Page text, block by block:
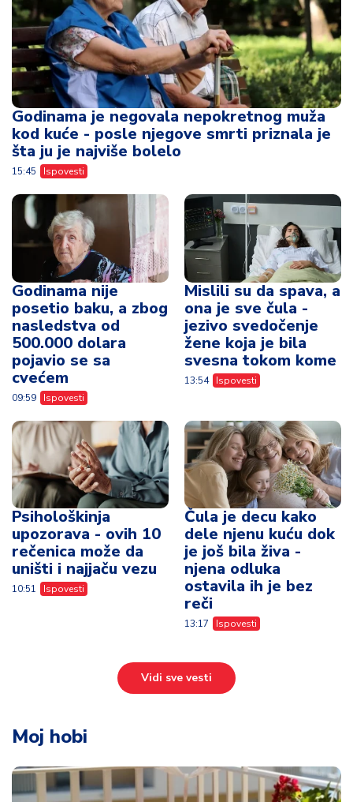
Godinama je negovala nepokretnog muža
kod kuće - posle njegove smrti priznala je
šta ju je najviše bolelo
15:45 Ispovesti
Godinama nije
posetio baku, a zbog
nasledstva od
500.000 dolara
pojavio se sa
cvećem
09:59 Ispovesti
Mislili su da spava, a
ona je sve čula -
jezivo svedočenje
žene koja je bila
svesna tokom kome
13:54 Ispovesti
Psihološkinja
upozorava - ovih 10
rečenica može da
uništi i najjaču vezu
10:51 Ispovesti
Čula je decu kako
dele njenu kuću dok
je još bila živa -
njena odluka
ostavila ih je bez
reči
13:17 Ispovesti
Vidi sve vesti
Moj hobi